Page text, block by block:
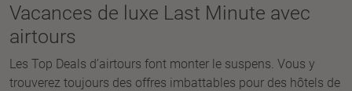
Vacances de luxe Last Minute avec
airtours
Les Top Deals d’airtours font monter le suspens. Vous y
trouverez toujours des offres imbattables pour des hôtels de